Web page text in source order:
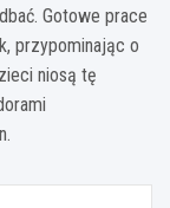
Gotowe prace
przypominając o
niosą tę